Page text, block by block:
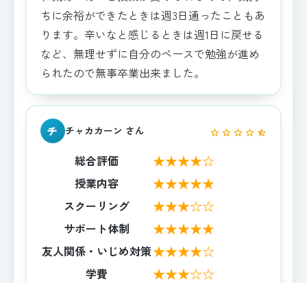
ちに余裕ができたときは週3日通ったこともあ
ります。辛いなと感じるときは週1日に戻せる
など、無理せずに自分のペースで勉強が進め
られたので無事卒業出来ました。
チ チャカカーン さん starstarstarstar star_half
総合評価 ★★★★☆
授業内容 ★★★★★
スクーリング ★★★☆☆
サポート体制 ★★★★★
友人関係・いじめ対策★★★★☆
学費 ★★★☆☆